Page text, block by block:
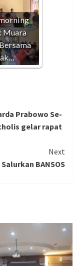
Muara
Prabowo Se-
gelar rapat
Next
BANSOS